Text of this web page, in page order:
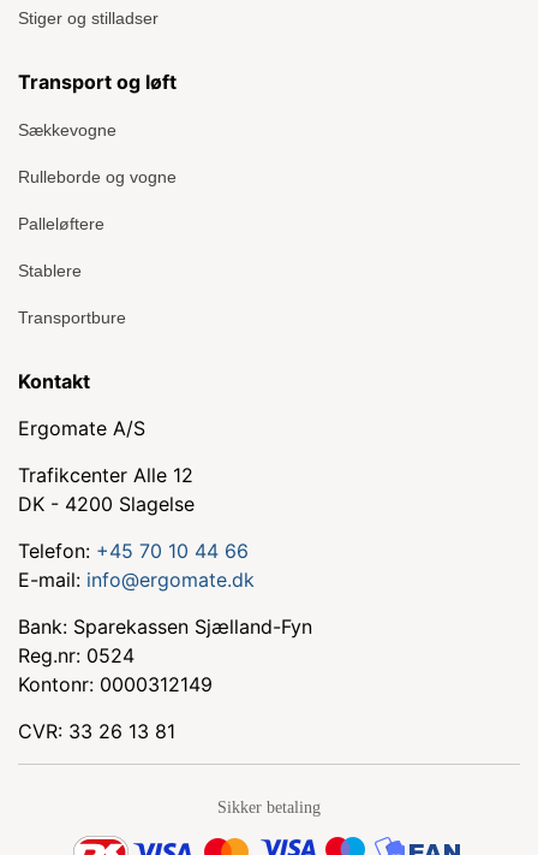
Stiger og stilladser
Transport og løft
Sækkevogne
Rulleborde og vogne
Palleløftere
Stablere
Transportbure
Kontakt
Ergomate A/S
Trafikcenter Alle 12
DK - 4200 Slagelse
Telefon: +45 70 10 44 66
E-mail: info@ergomate.dk
Bank: Sparekassen Sjælland-Fyn
Reg.nr: 0524
Kontonr: 0000312149
CVR: 33 26 13 81
Sikker betaling